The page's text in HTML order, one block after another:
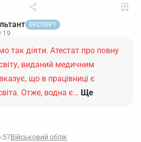
ЕКСПЕРТ
так діяти. Атестат про повну
виданий медичним
що в працівниці є
Отже, водна є… Ще
Військовий облік